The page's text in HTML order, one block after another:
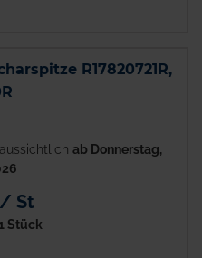
R17820721R,
ab Donnerstag,
St
Stück